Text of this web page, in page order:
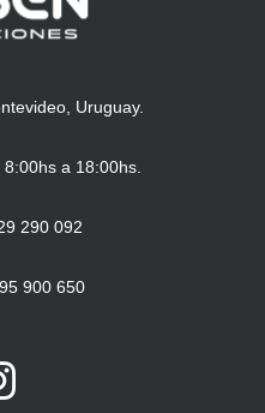
Uruguay.
a 18:00hs.
290 092
900 650